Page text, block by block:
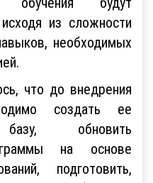
из сложности
необходимых
что до внедрения
создать ее
базу, обновить
на основе
подготовить,